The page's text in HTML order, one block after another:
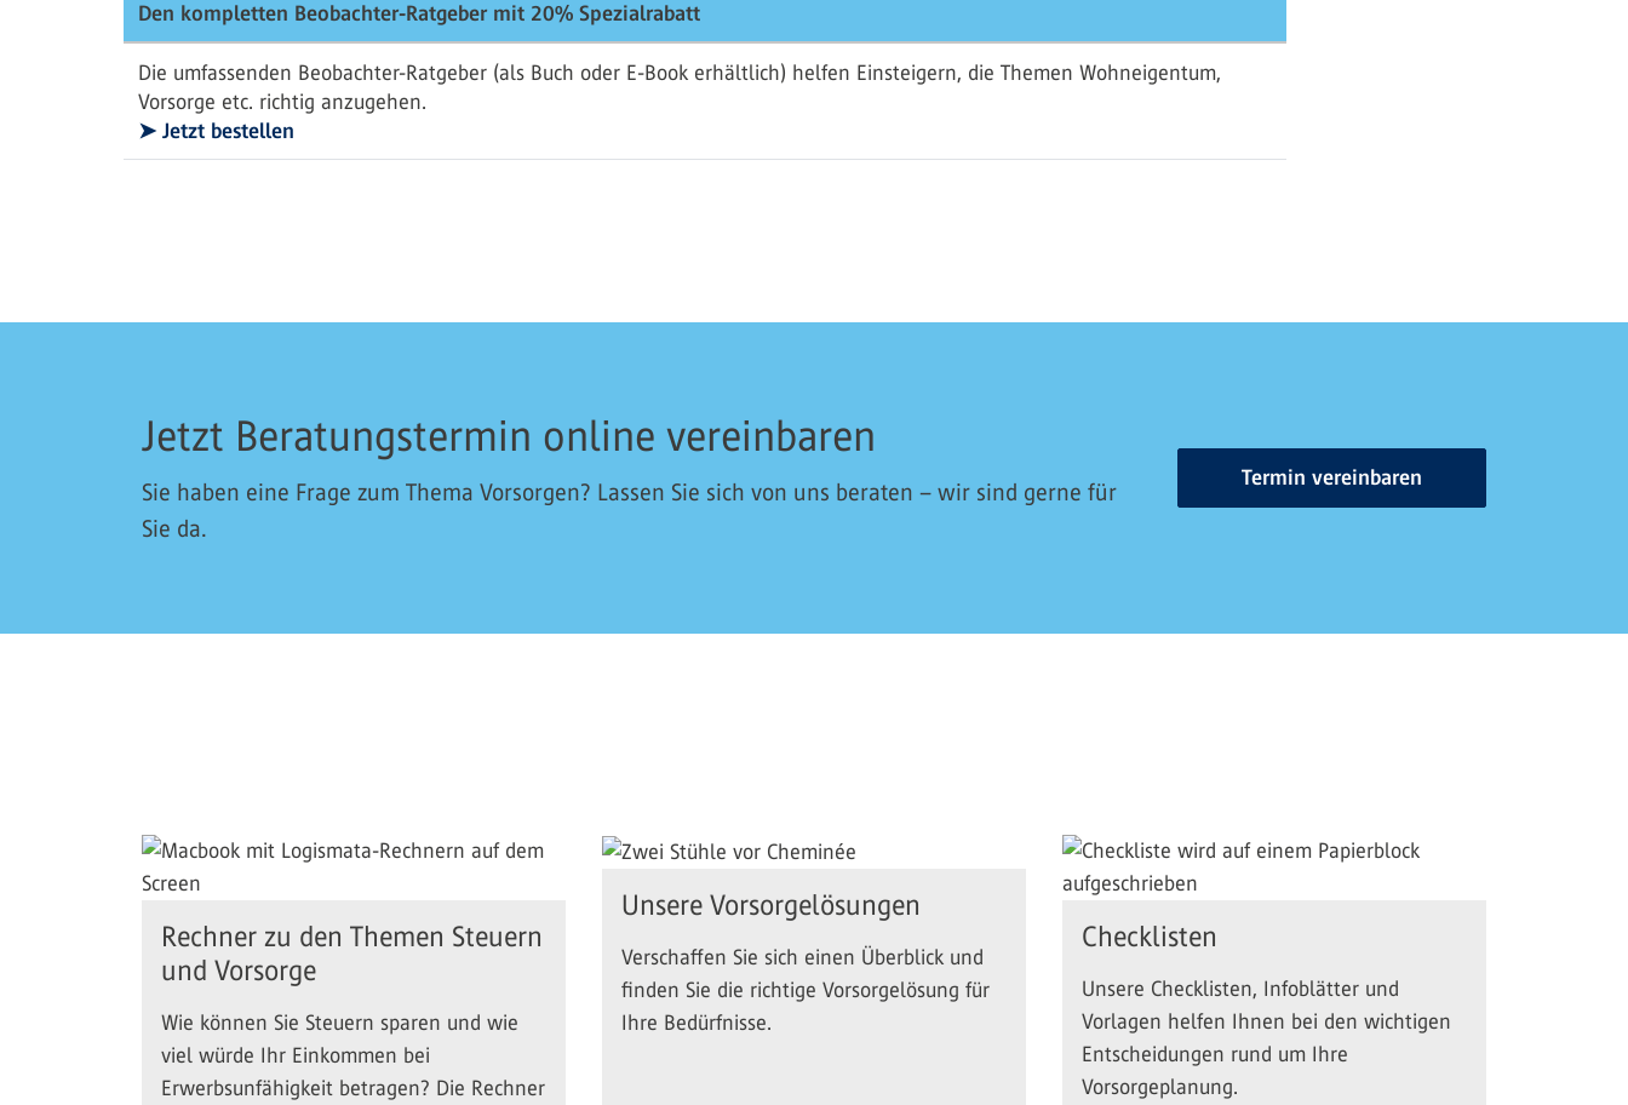
Den kompletten Beobachter-Ratgeber mit 20% Spezialrabatt
Die umfassenden Beobachter-Ratgeber (als Buch oder E-Book erhältlich) helfen Einsteigern, die Themen Wohneigentum,
Vorsorge etc. richtig anzugehen.
➤ Jetzt bestellen
Jetzt Beratungstermin online vereinbaren
Sie haben eine Frage zum Thema Vorsorgen? Lassen Sie sich von uns beraten – wir sind gerne für
Sie da.
Termin vereinbaren
Rechner zu den Themen Steuern
und Vorsorge
Wie können Sie Steuern sparen und wie
viel würde Ihr Einkommen bei
Erwerbsunfähigkeit betragen? Die Rechner
Unsere Vorsorgelösungen
Verschaffen Sie sich einen Überblick und
finden Sie die richtige Vorsorgelösung für
Ihre Bedürfnisse.
Checklisten
Unsere Checklisten, Infoblätter und
Vorlagen helfen Ihnen bei den wichtigen
Entscheidungen rund um Ihre
Vorsorgeplanung.